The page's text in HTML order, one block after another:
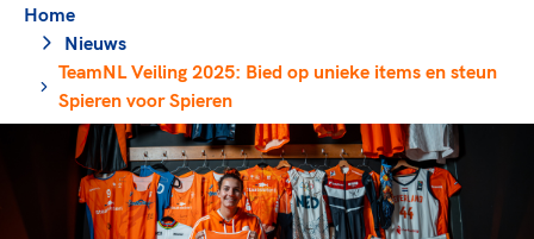
Raad van Toezicht en Bestuur
Merkbescherming NOC*NSF
Onze partners
Geven aan Sport
Beleidsmedewerkers
Clubbestuurders
Coördinatoren en opleiders
Trainer-coaches
Officials
Topsport
Voor talentvolle sporters
Atletencommissie
Paralympische Talentdag
Voor bonden
Home
Nieuws
TeamNL Veiling 2025: Bied op unieke items en steun
Spieren voor Spieren